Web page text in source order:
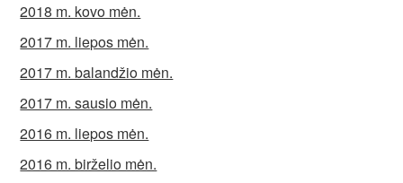
2018 m. kovo mėn.
2017 m. liepos mėn.
2017 m. balandžio mėn.
2017 m. sausio mėn.
2016 m. liepos mėn.
2016 m. birželio mėn.